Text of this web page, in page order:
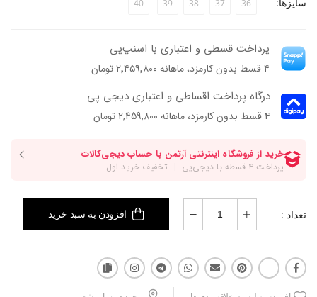
36
37
38
39
40
پرداخت قسطی و اعتباری با اسنپ‌پی
۴ قسط بدون کارمزد، ماهانه ۲٬۴۵۹٬۸۰۰ تومان
درگاه پرداخت اقساطی و اعتباری دیجی پی
۴ قسط بدون کارمزد، ماهانه 2,459,800 تومان
تعداد : افزودن به سبد خرید